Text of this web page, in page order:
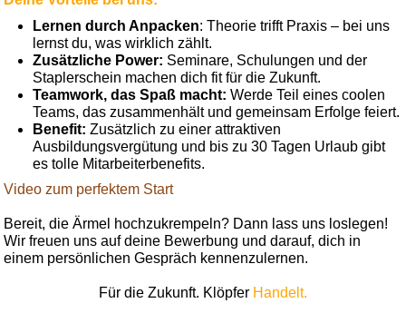
Lernen durch Anpacken: Theorie trifft Praxis – bei uns
lernst du, was wirklich zählt.
Zusätzliche Power: Seminare, Schulungen und der
Staplerschein machen dich fit für die Zukunft.
Teamwork, das Spaß macht: Werde Teil eines coolen
Teams, das zusammenhält und gemeinsam Erfolge feiert.
Benefit: Zusätzlich zu einer attraktiven
Ausbildungsvergütung und bis zu 30 Tagen Urlaub gibt
es tolle Mitarbeiterbenefits.
Video zum perfektem Start
Bereit, die Ärmel hochzukrempeln? Dann lass uns loslegen!
Wir freuen uns auf deine Bewerbung und darauf, dich in
einem persönlichen Gespräch kennenzulernen.
Für die Zukunft. Klöpfer Handelt.